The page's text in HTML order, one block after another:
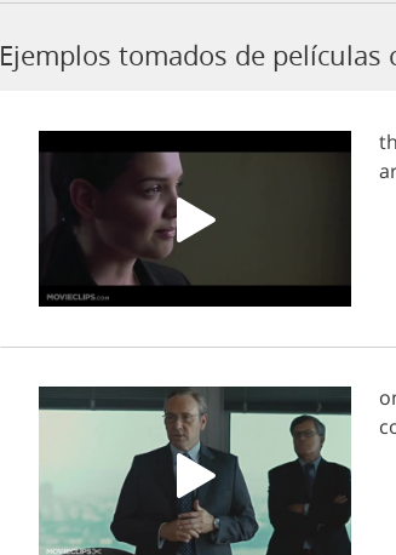
Ejemplos tomados de películas